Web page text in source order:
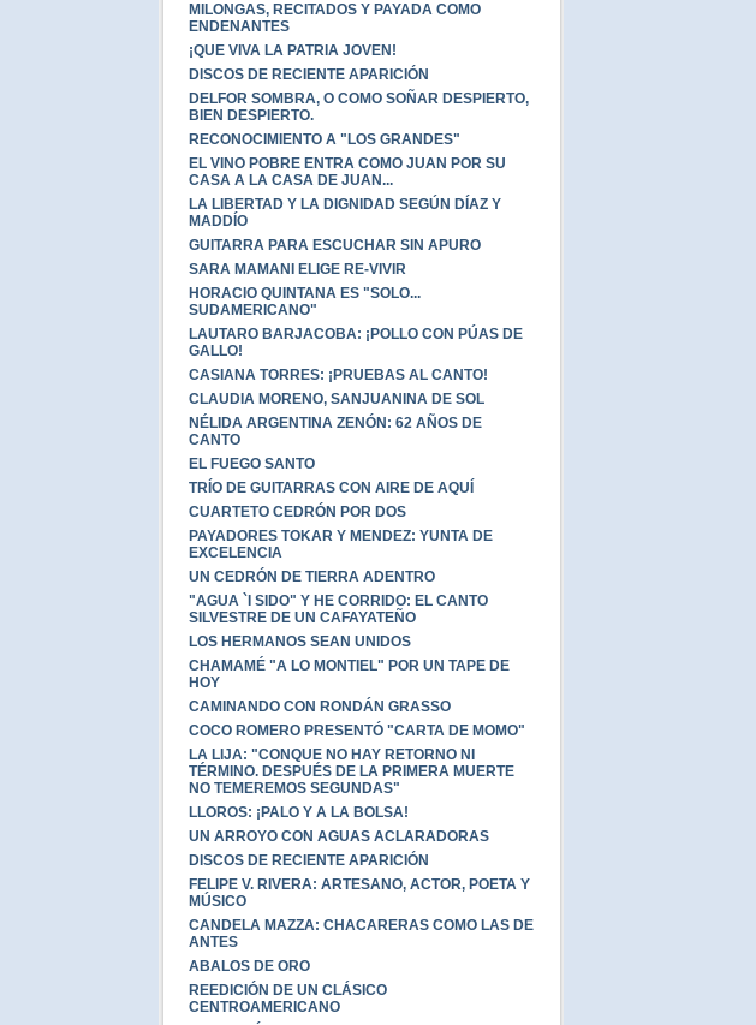
MILONGAS, RECITADOS Y PAYADA COMO
ENDENANTES
¡QUE VIVA LA PATRIA JOVEN!
DISCOS DE RECIENTE APARICIÓN
DELFOR SOMBRA, O COMO SOÑAR DESPIERTO,
BIEN DESPIERTO.
RECONOCIMIENTO A "LOS GRANDES"
EL VINO POBRE ENTRA COMO JUAN POR SU
CASA A LA CASA DE JUAN...
LA LIBERTAD Y LA DIGNIDAD SEGÚN DÍAZ Y
MADDÍO
GUITARRA PARA ESCUCHAR SIN APURO
SARA MAMANI ELIGE RE-VIVIR
HORACIO QUINTANA ES "SOLO...
SUDAMERICANO"
LAUTARO BARJACOBA: ¡POLLO CON PÚAS DE
GALLO!
CASIANA TORRES: ¡PRUEBAS AL CANTO!
CLAUDIA MORENO, SANJUANINA DE SOL
NÉLIDA ARGENTINA ZENÓN: 62 AÑOS DE
CANTO
EL FUEGO SANTO
TRÍO DE GUITARRAS CON AIRE DE AQUÍ
CUARTETO CEDRÓN POR DOS
PAYADORES TOKAR Y MENDEZ: YUNTA DE
EXCELENCIA
UN CEDRÓN DE TIERRA ADENTRO
"AGUA `I SIDO" Y HE CORRIDO: EL CANTO
SILVESTRE DE UN CAFAYATEÑO
LOS HERMANOS SEAN UNIDOS
CHAMAMÉ "A LO MONTIEL" POR UN TAPE DE
HOY
CAMINANDO CON RONDÁN GRASSO
COCO ROMERO PRESENTÓ "CARTA DE MOMO"
LA LIJA: "CONQUE NO HAY RETORNO NI
TÉRMINO. DESPUÉS DE LA PRIMERA MUERTE
NO TEMEREMOS SEGUNDAS"
LLOROS: ¡PALO Y A LA BOLSA!
UN ARROYO CON AGUAS ACLARADORAS
DISCOS DE RECIENTE APARICIÓN
FELIPE V. RIVERA: ARTESANO, ACTOR, POETA Y
MÚSICO
CANDELA MAZZA: CHACARERAS COMO LAS DE
ANTES
ABALOS DE ORO
REEDICIÓN DE UN CLÁSICO
CENTROAMERICANO